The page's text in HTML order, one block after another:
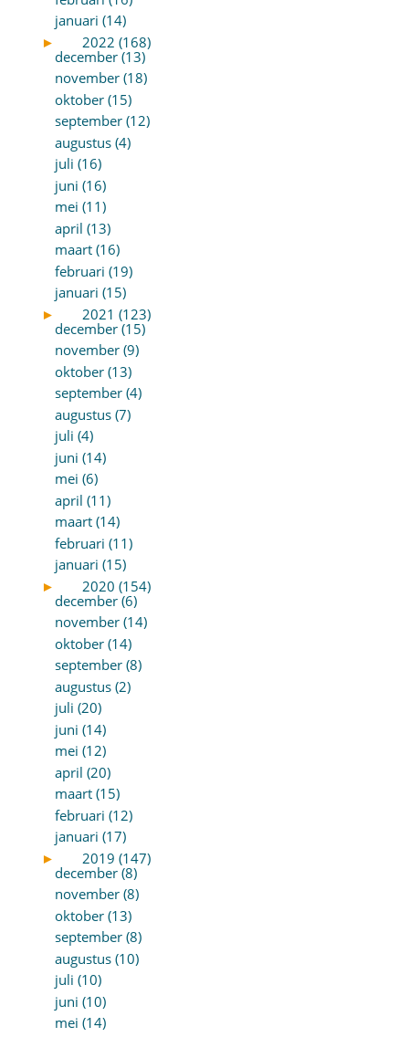
januari (14)
►
2022 (168)
december (13)
november (18)
oktober (15)
september (12)
augustus (4)
juli (16)
juni (16)
mei (11)
april (13)
maart (16)
februari (19)
januari (15)
►
2021 (123)
december (15)
november (9)
oktober (13)
september (4)
augustus (7)
juli (4)
juni (14)
mei (6)
april (11)
maart (14)
februari (11)
januari (15)
►
2020 (154)
december (6)
november (14)
oktober (14)
september (8)
augustus (2)
juli (20)
juni (14)
mei (12)
april (20)
maart (15)
februari (12)
januari (17)
►
2019 (147)
december (8)
november (8)
oktober (13)
september (8)
augustus (10)
juli (10)
juni (10)
mei (14)